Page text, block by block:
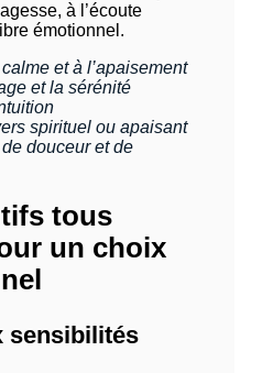
à l’écoute
émotionnel.
et à l’apaisement
et la sérénité
spirituel ou apaisant
douceur et de
tous
un choix
sensibilités